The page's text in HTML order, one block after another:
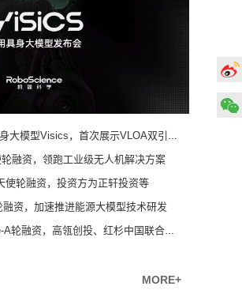
RoboScience发布通用具身大模型Visics，首次展示VLOA双引擎架构
融资，领跑工业级无人机解决方案
使轮融资，投资方为正轩投资等
资，加速推进能源大模型技术研发
讯兔科技完成超1亿元Pre-A轮融资，高瓴创投、红杉中国联合领投
MORE+